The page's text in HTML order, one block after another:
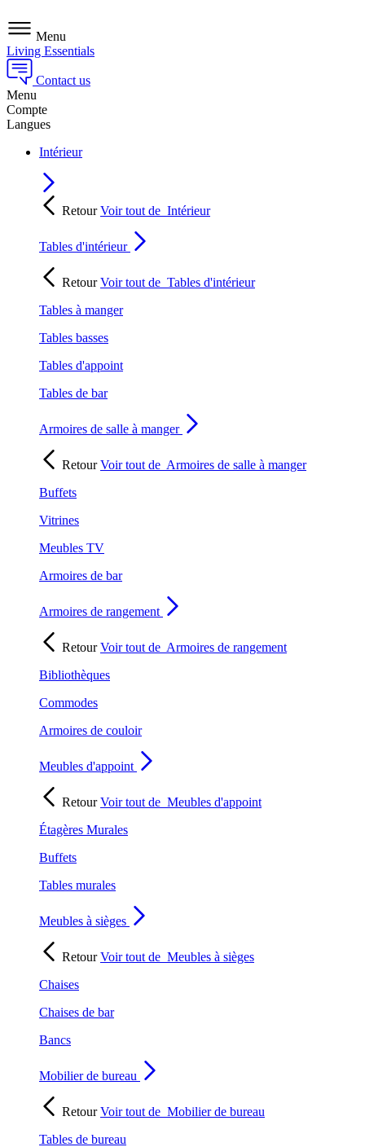
Menu
Living Essentials
Contact us
Menu
Compte
Langues
Intérieur
RetourVoir tout de Intérieur
Tables d'intérieur
RetourVoir tout de Tables d'intérieur
Tables à manger
Tables basses
Tables d'appoint
Tables de bar
Armoires de salle à manger
RetourVoir tout de Armoires de salle à manger
Buffets
Vitrines
Meubles TV
Armoires de bar
Armoires de rangement
RetourVoir tout de Armoires de rangement
Bibliothèques
Commodes
Armoires de couloir
Meubles d'appoint
RetourVoir tout de Meubles d'appoint
Étagères Murales
Buffets
Tables murales
Meubles à sièges
RetourVoir tout de Meubles à sièges
Chaises
Chaises de bar
Bancs
Mobilier de bureau
RetourVoir tout de Mobilier de bureau
Tables de bureau